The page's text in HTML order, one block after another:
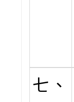
七、